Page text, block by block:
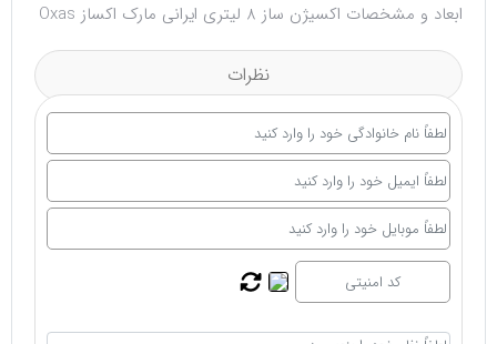
ابعاد و مشخصات اکسیژن ساز 8 لیتری ایرانی مارک اکساز Oxas
نظرات